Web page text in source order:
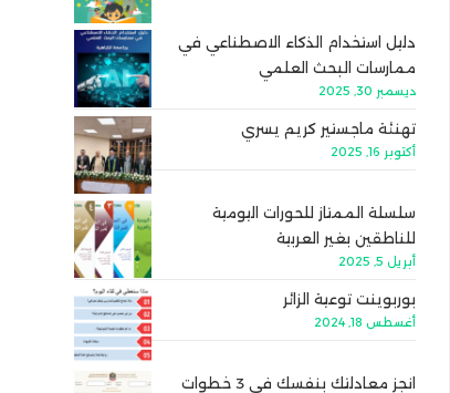
دليل استخدام الذكاء الاصطناعي في
ممارسات البحث العلمي
ديسمبر 30, 2025
تهنئة ماجستير كريم يسري
أكتوبر 16, 2025
سلسلة الممتاز للحورات اليومية
للناطقين بغير العربية
أبريل 5, 2025
بوربوينت توعية الزائر
أغسطس 18, 2024
انجز معادلتك بنفسك في 3 خطوات